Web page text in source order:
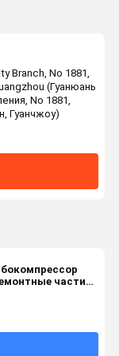
Branch, No 1881,
(Гуанюань
No 1881,
Гуанчжоу)
части